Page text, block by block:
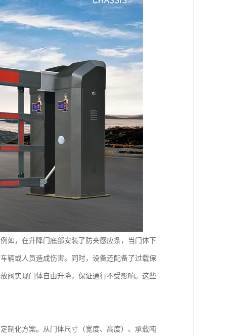
如，在升降门底部安装了防夹感应条，当门体下
辆或人员造成伤害。同时，设备还配备了过载保
阀实现门体自由升降，保证通行不受影响。这些
制化方案。从门体尺寸（宽度、高度）、承载吨